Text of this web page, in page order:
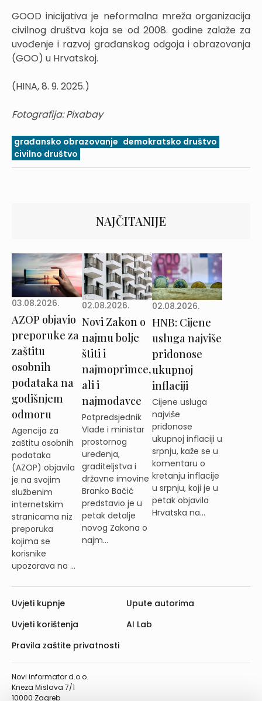
GOOD inicijativa je neformalna mreža organizacija
civilnog društva koja se od 2008. godine zalaže za
uvođenje i razvoj građanskog odgoja i obrazovanja
(GOO) u Hrvatskoj.
(HINA, 8. 9. 2025.)
Fotografija: Pixabay
građansko obrazovanje demokratsko društvo
civilno društvo
NAJČITANIJE
03.08.2026.
AZOP objavio
preporuke za
zaštitu
osobnih
podataka na
godišnjem
odmoru
Agencija za
zaštitu osobnih
podataka
(AZOP) objavila
je na svojim
službenim
internetskim
stranicama niz
preporuka
kojima se
korisnike
upozorava na ...
02.08.2026.
Novi Zakon o
najmu bolje
štiti i
najmoprimce,
ali i
najmodavce
Potpredsjednik
Vlade i ministar
prostornog
uređenja,
graditeljstva i
državne imovine
Branko Bačić
predstavio je u
petak detalje
novog Zakona o
najm...
02.08.2026.
HNB: Cijene
usluga najviše
pridonose
ukupnoj
inflaciji
Cijene usluga
najviše
pridonose
ukupnoj inflaciji u
srpnju, kaže se u
komentaru o
kretanju inflacije
u srpnju, koji je u
petak objavila
Hrvatska na...
Novi informator d.o.o.
Kneza Mislava 7/1
10000 Zagreb
Uvjeti kupnje
Uvjeti korištenja
Pravila zaštite privatnosti
Upute autorima
AI Lab